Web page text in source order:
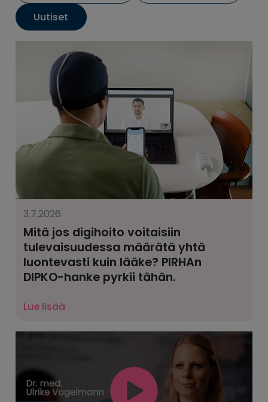
Uutiset
3.7.2026
Mitä jos digihoito voitaisiin
tulevaisuudessa määrätä yhtä
luontevasti kuin lääke? PIRHAn
DIPKO-hanke pyrkii tähän.
Lue lisää